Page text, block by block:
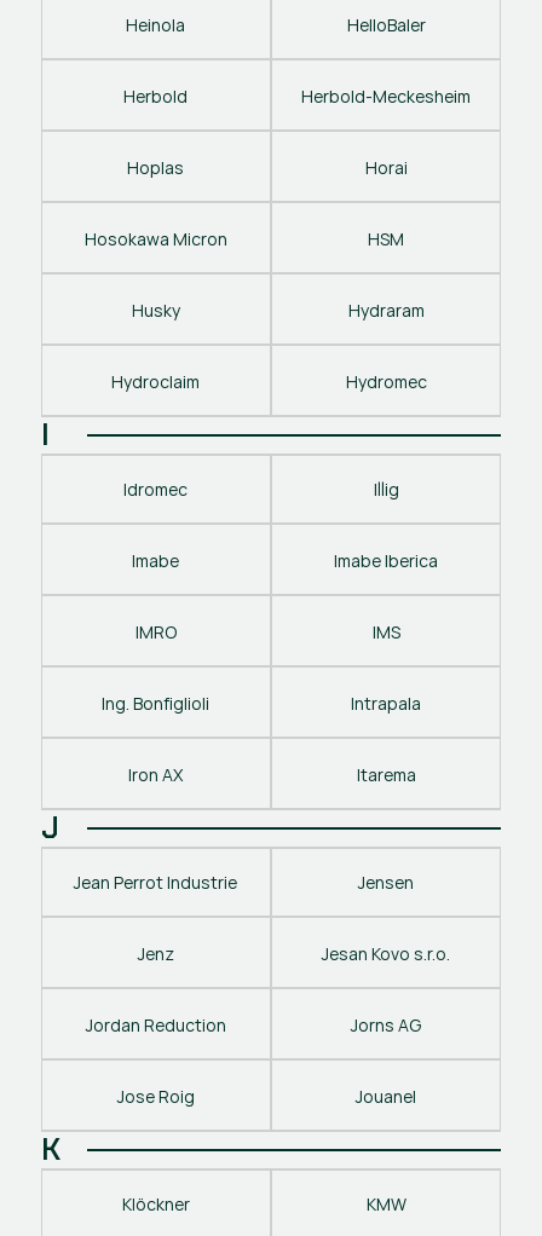
Heinola HelloBaler
Herbold Herbold-Meckesheim
Hoplas Horai
Hosokawa Micron HSM
Husky Hydraram
Hydroclaim Hydromec
I
Idromec Illig
Imabe Imabe Iberica
IMRO IMS
Ing. Bonfiglioli Intrapala
Iron AX Itarema
J
Jean Perrot Industrie Jensen
Jenz Jesan Kovo s.r.o.
Jordan Reduction Jorns AG
Jose Roig Jouanel
K
Klöckner KMW